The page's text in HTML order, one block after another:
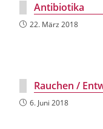
Antibiotika
22. März 2018
Rauchen /
6. Juni 2018